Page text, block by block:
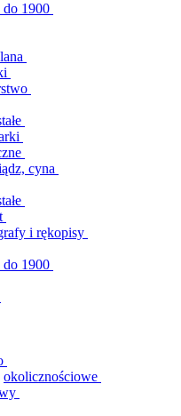
do 1900
cyna
i rękopisy
do 1900
okolicznościowe